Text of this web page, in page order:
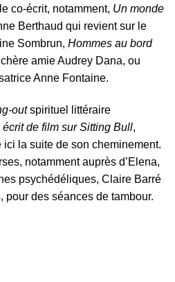
co-écrit, notamment, Un monde
Berthaud qui revient sur le
Sombrun, Hommes au bord
amie Audrey Dana, ou
Anne Fontaine.
outspirituel littéraire
écrit de film sur Sitting Bull,
la suite de son cheminement.
notamment auprès d’Elena,
psychédéliques, Claire Barré
pour des séances de tambour.